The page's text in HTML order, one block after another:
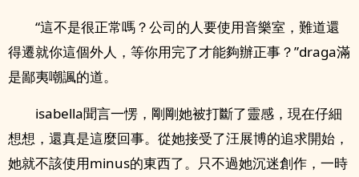
“這不是很正常嗎？公司的人要使用音樂室，難道還
得遷就你這個外人，等你用完了才能夠辦正事？”draga滿
是鄙夷嘲諷的道。
isabella聞言一愣，剛剛她被打斷了靈感，現在仔細
想想，還真是這麼回事。從她接受了汪展博的追求開始，
她就不該使用minus的東西了。只不過她沉迷創作，一時